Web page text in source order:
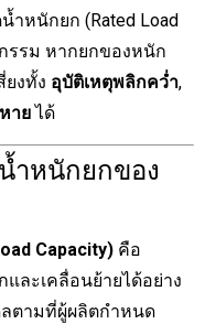
ำหนักยก (Rated Load
รรม หากยกของหนัก
ยงทั้ง อุบัติเหตุพลิกคว่ำ,
ายได้
ำหนักยกของ
Capacity) คือ
ละเคลื่อนย้ายได้อย่าง
ตามที่ผู้ผลิตกำหนด